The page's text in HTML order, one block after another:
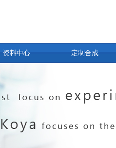
资料中心 定制合成